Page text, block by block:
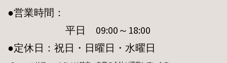
●営業時間：
平日 09:00～18:00
●定休日：祝日・日曜日・水曜日